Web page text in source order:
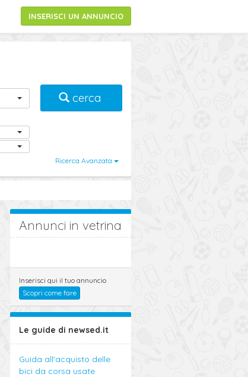
INSERISCI UN ANNUNCIO
cerca
Ricerca Avanzata
Annunci in vetrina
Inserisci qui il tuo annuncio
Scopri come fare
Le guide di newsed.it
Guida all'acquisto delle
bici da corsa usate